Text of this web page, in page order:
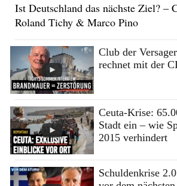
Ist Deutschland das nächste Ziel? –
Roland Tichy & Marco Pino
Club der
rechnet mit der
Ceuta-Krise:
Stadt ein – wie
2015 verhindert
Schuldenkrise